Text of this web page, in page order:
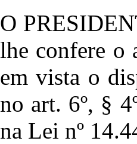
O
lhe confere o
em vista o
no art. 6º, §
na Lei nº